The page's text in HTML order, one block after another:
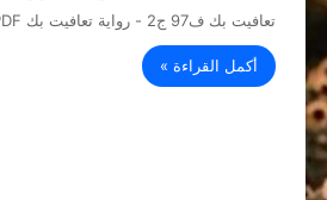
تعافيت بك ف97 ج2 - رواية تعافيت بك PDF
أكمل القراءة »